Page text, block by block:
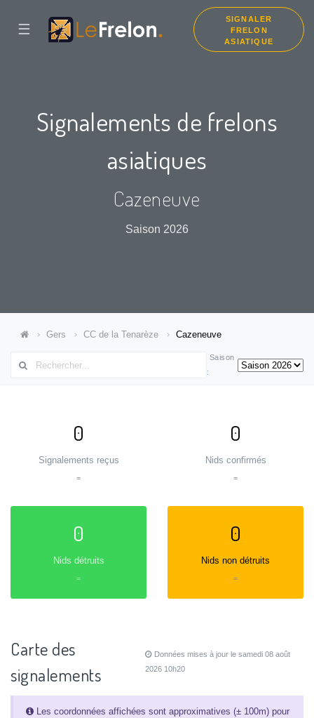
☰
SIGNALER
FRELON
ASIATIQUE
Signalements de frelons
asiatiques
Cazeneuve
Saison 2026
Gers CC de la Tenarèze Cazeneuve
Saison
:
0
Signalements reçus
=
0
Nids confirmés
=
0
Nids détruits
=
0
Nids non détruits
=
Carte des
signalements
Données mises à jour le samedi 08 août
2026 10h20
Les coordonnées affichées sont approximatives (± 100m) pour